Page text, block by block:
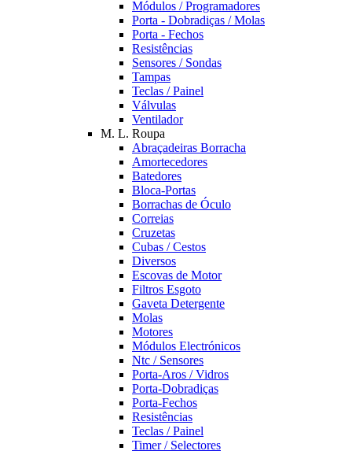
Módulos / Programadores
Porta - Dobradiças / Molas
Porta - Fechos
Resistências
Sensores / Sondas
Tampas
Teclas / Painel
Válvulas
Ventilador
M. L. Roupa
Abraçadeiras Borracha
Amortecedores
Batedores
Bloca-Portas
Borrachas de Óculo
Correias
Cruzetas
Cubas / Cestos
Diversos
Escovas de Motor
Filtros Esgoto
Gaveta Detergente
Molas
Motores
Módulos Electrónicos
Ntc / Sensores
Porta-Aros / Vidros
Porta-Dobradiças
Porta-Fechos
Resistências
Teclas / Painel
Timer / Selectores